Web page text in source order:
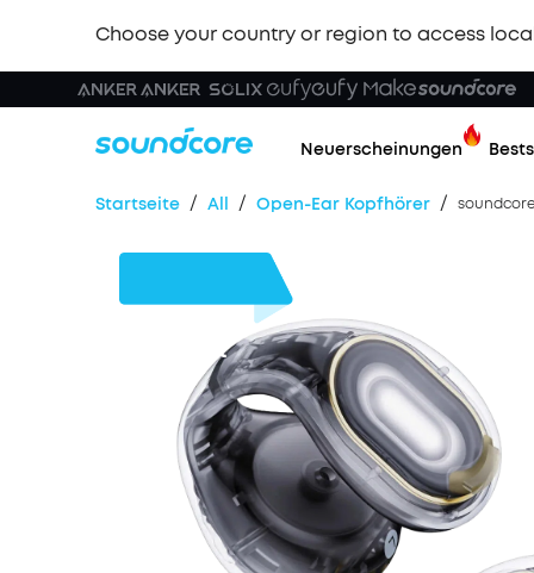
Choose your country or region to access
Neuerscheinungen
Startseite / All / Ореn-Ear Kopfhörer /
Rabatt